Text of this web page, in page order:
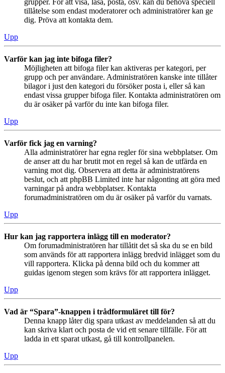
grupper. För att visa, läsa, posta, osv. kan du behöva speciell
tillåtelse som endast moderatorer och administratörer kan ge
dig. Pröva att kontakta dem.
Upp
Varför kan jag inte bifoga filer?
Möjligheten att bifoga filer kan aktiveras per kategori, per
grupp och per användare. Administratören kanske inte tillåter
bilagor i just den kategori du försöker posta i, eller så kan
endast vissa grupper bifoga filer. Kontakta administratören om
du är osäker på varför du inte kan bifoga filer.
Upp
Varför fick jag en varning?
Alla administratörer har egna regler för sina webbplatser. Om
de anser att du har brutit mot en regel så kan de utfärda en
varning mot dig. Observera att detta är administratörens
beslut, och att phpBB Limited inte har någonting att göra med
varningar på andra webbplatser. Kontakta
forumadministratören om du är osäker på varför du varnats.
Upp
Hur kan jag rapportera inlägg till en moderator?
Om forumadministratören har tillåtit det så ska du se en bild
som används för att rapportera inlägg bredvid inlägget som du
vill rapportera. Klicka på denna bild och du kommer att
guidas igenom stegen som krävs för att rapportera inlägget.
Upp
Vad är “Spara”-knappen i trådformuläret till för?
Denna knapp låter dig spara utkast av meddelanden så att du
kan skriva klart och posta de vid ett senare tillfälle. För att
ladda in ett sparat utkast, gå till kontrollpanelen.
Upp